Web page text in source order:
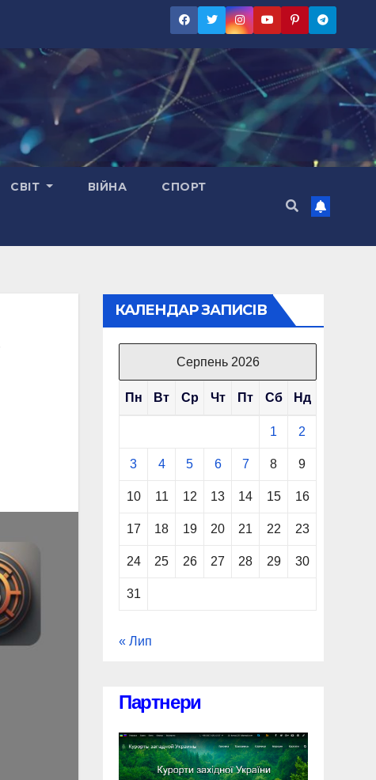
СВІТ ВІЙНА СПОРТ
КАЛЕНДАР ЗАПИСІВ
Серпень 2026
Пн Вт Ср Чт Пт Сб Нд
1 2
3 4 5 6 7 8 9
10 11 12 13 14 15 16
17 18 19 20 21 22 23
24 25 26 27 28 29 30
31
« Лип
Партнери